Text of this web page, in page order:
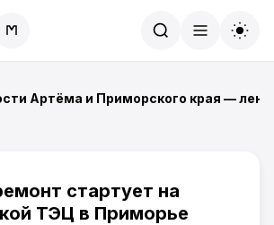
Артёма и Приморского края —
стартует на
ТЭЦ в Приморье